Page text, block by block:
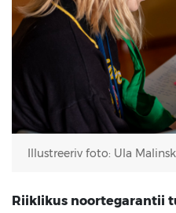
Illustreeriv foto: Ula
Riiklikus noortegarantii